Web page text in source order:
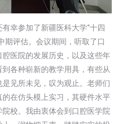
幸参加了新疆医科大学“十四
期评估。会议期间，听取了口
医院的发展历史，以及这些年
各种崭新的教学用具，有些从
见所未见，叹为观止。老师们
在仿头模上实习，其硬件水平
校。我由衷体会到口腔医学院